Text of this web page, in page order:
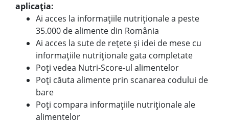
aplicația:
Ai acces la informațiile nutriționale a peste
35.000 de alimente din România
Ai acces la sute de rețete și idei de mese cu
informațiile nutriționale gata completate
Poți vedea Nutri-Score-ul alimentelor
Poți căuta alimente prin scanarea codului de
bare
Poți compara informațiile nutriționale ale
alimentelor